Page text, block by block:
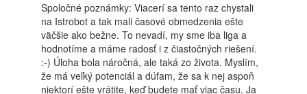
Spoločné poznámky: Viacerí sa tento raz chystali
na Istrobot a tak mali časové obmedzenia ešte
väčšie ako bežne. To nevadí, my sme iba liga a
hodnotíme a máme radosť i z čiastočných riešení.
:-) Úloha bola náročná, ale taká zo života. Myslím,
že má veľký potenciál a dúfam, že sa k nej aspoň
niektorí ešte vrátite, keď budete mať viac času. Ja